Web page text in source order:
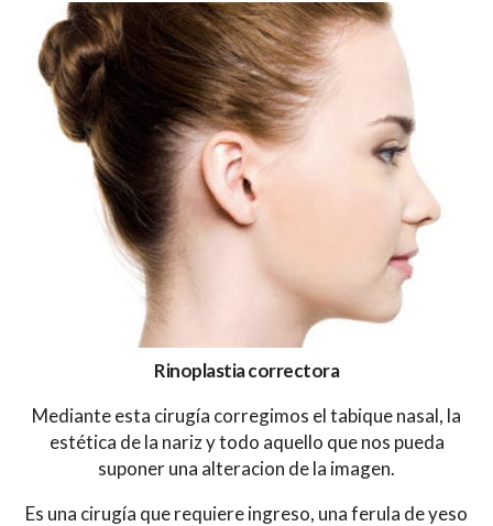
Rinoplastia correctora
Mediante esta cirugía corregimos el tabique nasal, la
estética de la nariz y todo aquello que nos pueda
suponer una alteracion de la imagen.
Es una cirugía que requiere ingreso, una ferula de yeso